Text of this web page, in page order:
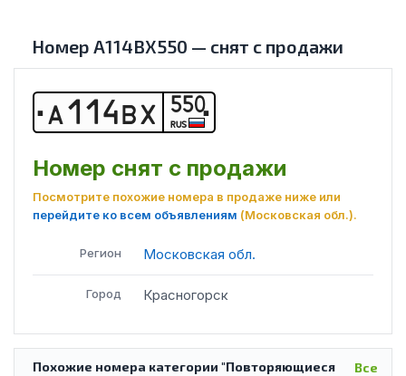
Номер А114ВХ550 — снят с продажи
А 1 1 4В Х 550
RUS
Номер снят с продажи
Посмотрите похожие номера в продаже ниже или
перейдите ко всем объявлениям (Московская обл.).
Регион Московская обл.
Город Красногорск
Все
Похожие номера категории "Повторяющиеся